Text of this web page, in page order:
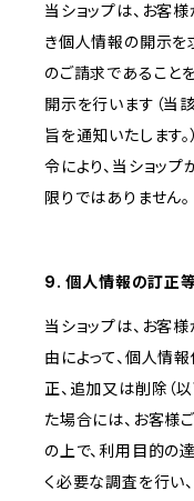
当ショップは、お客
き個人情報の開示を
のご請求であること
開示を行います（当
旨を通知いたします
令により、当ショッ
限りではありません。
9. 個人情報の訂正
当ショップは、お客
由によって、個人情
正、追加又は削除（
た場合には、お客様
の上で、利用目的の
く必要な調査を行い